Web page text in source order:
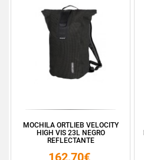
MOCHILA ORTLIEB VELOCITY
HIGH VIS 23L NEGRO
REFLECTANTE
162,70€